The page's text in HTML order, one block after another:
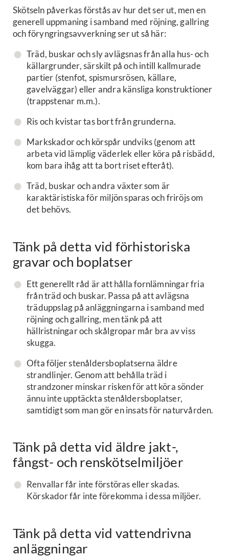
Skötseln påverkas förstås av hur det ser ut, men en
generell uppmaning i samband med röjning, gallring
och föryngringsavverkning ser ut så här:
Träd, buskar och sly avlägsnas från alla hus- och
källargrunder, särskilt på och intill kallmurade
partier (stenfot, spismursrösen, källare,
gavelväggar) eller andra känsliga konstruktioner
(trappstenar m.m.).
Ris och kvistar tas bort från grunderna.
Markskador och körspår undviks (genom att
arbeta vid lämplig väderlek eller köra på risbädd,
kom bara ihåg att ta bort riset efteråt).
Träd, buskar och andra växter som är
karaktäristiska för miljön sparas och friröjs om
det behövs.
Tänk på detta vid förhistoriska
gravar och boplatser
Ett generellt råd är att hålla fornlämningar fria
från träd och buskar. Passa på att avlägsna
träduppslag på anläggningarna i samband med
röjning och gallring, men tänk på att
hällristningar och skålgropar mår bra av viss
skugga.
Ofta följer stenåldersboplatserna äldre
strandlinjer. Genom att behålla träd i
strandzoner minskar risken för att köra sönder
ännu inte upptäckta stenåldersboplatser,
samtidigt som man gör en insats för naturvården.
Tänk på detta vid äldre jakt-,
fångst- och renskötselmiljöer
Renvallar får inte förstöras eller skadas.
Körskador får inte förekomma i dessa miljöer.
Tänk på detta vid vattendrivna
anläggningar